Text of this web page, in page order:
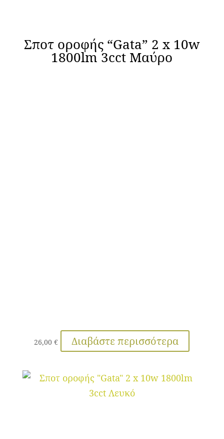
Σποτ οροφής “Gata” 2 x 10w
1800lm 3cct Μαύρο
26,00€ Διαβάστε περισσότερα